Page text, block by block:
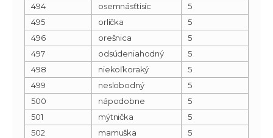
494
osemnásťtisíc
5
495
orlíčka
5
496
orešnica
5
497
odsúdeniahodný
5
498
niekoľkoraký
5
499
neslobodný
5
500
nápodobne
5
501
mýtnička
5
502
mamuška
5